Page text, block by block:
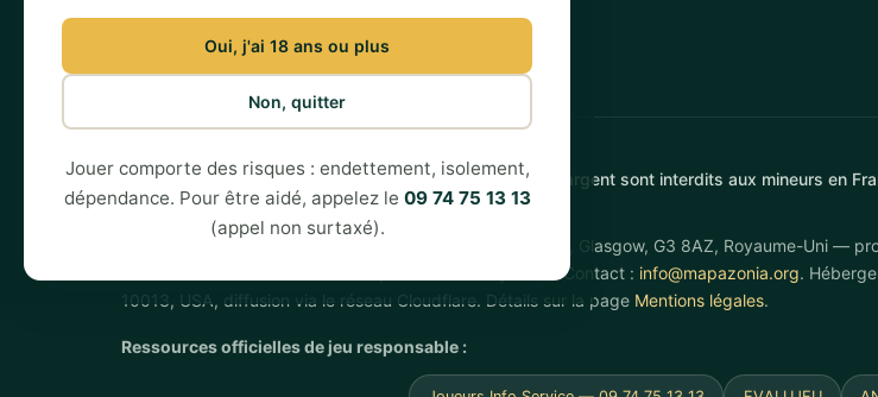
Oui, j'ai 18 ans ou plus
Non, quitter
Jouer comporte des risques : endettement, isolement,
dépendance. Pour être aidé, appelez le 09 74 75 13 13
(appel non surtaxé).
18+ Site réservé aux personnes majeures — les jeux d'argent sont interdits aux mineurs en
Albion Crest Solution LLC, 36 Washington Street, Glasgow, G3 8AZ, Royaume-Uni —
nom de domaine. Directeur de la publication : Roy Fuller. Contact : info@mapazonia.org.
10013, USA, diffusion via le réseau Cloudflare. Détails sur la page Mentions légales.
Ressources officielles de jeu responsable :